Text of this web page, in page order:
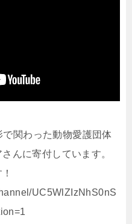
関わった動物愛護団体
んに寄付しています。
UC5WlZIzNhS0nS